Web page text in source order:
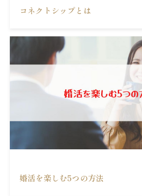
コネクトシップとは
婚活を楽しむ5つの方法